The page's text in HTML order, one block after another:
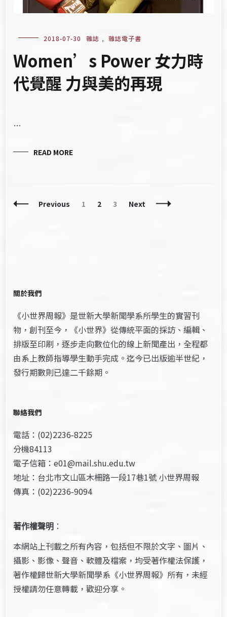
2018-07-30 雜誌 , 雜誌電子書
Women’s Power 女力時
代覺醒 力與美的再現
…
READ MORE
Posts
Previous Page
1 Page
2 Page
3 Next
關於我們
《小世界周報》是世新大學新聞學系所學生的實習刊
物，創刊至今，《小世界》從傳統平面的採訪、編輯、
排版至印刷，逐步走向數位化的線上新聞產出，全程都
由系上教師指導學生動手完成。迄今已出版逾半世紀，
發行期數則已達二千餘期。
聯絡我們
電話：(02)2236-8225
分機84113
電子信箱：e01@mail.shu.edu.tw
地址：台北市文山區木柵路一段17巷1號 小世界周報
傳真：(02)2236-9094
著作權聲明 ：
本網站上刊載之所有內容，包括但不限於文字、圖片、
攝影、影像、聲音、軟體及檔案，均受著作權法保護，
著作權歸世新大學新聞學系《小世界周報》所有，未經
授權請勿任意轉載，歡迎分享。